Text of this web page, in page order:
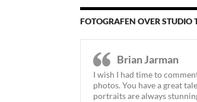
FOTOGRAFEN OVER STUDIO
Brian Jarman
I wish I had time to
photos. You have a great
portraits are always